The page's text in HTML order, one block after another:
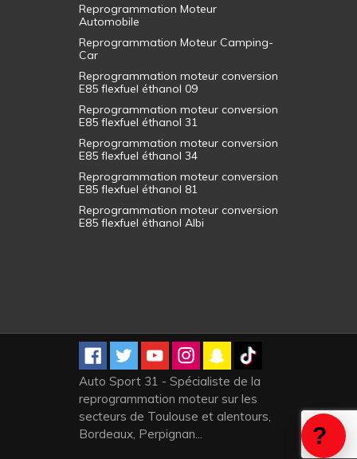
Reprogrammation Moteur
Automobile
Reprogrammation Moteur Camping-
Car
Reprogrammation moteur conversion
E85 flexfuel éthanol 09
Reprogrammation moteur conversion
E85 flexfuel éthanol 31
Reprogrammation moteur conversion
E85 flexfuel éthanol 34
Reprogrammation moteur conversion
E85 flexfuel éthanol 81
Reprogrammation moteur conversion
E85 flexfuel éthanol Albi
Auto Sport 31 - Spécialiste de la
reprogrammation moteur sur les
secteurs de Toulouse et alentours,
Bordeaux, Perpignan...